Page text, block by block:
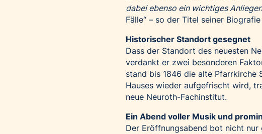
dabei ebenso ein wichtiges
Fälle“ – so der Titel seiner
Historischer Standort gesegnet
Dass der Standort des neuesten
verdankt er zwei besonderen
stand bis 1846 die alte Pfarrkirche
Hauses wieder aufgefrischt wird,
neue Neuroth-Fachinstitut.
Ein Abend voller Musik und
Der Eröffnungsabend bot nicht